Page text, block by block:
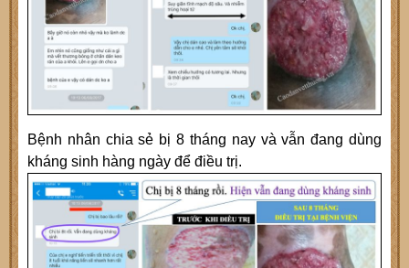
Bệnh nhân chia sẻ bị 8 tháng nay và vẫn đang dùng
kháng sinh hàng ngày để điều trị.